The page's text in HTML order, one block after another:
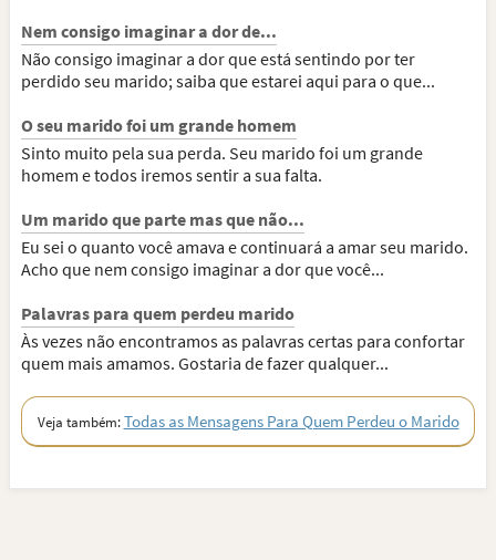
Nem consigo imaginar a dor de...
Não consigo imaginar a dor que está sentindo por ter
perdido seu marido; saiba que estarei aqui para o que...
O seu marido foi um grande homem
Sinto muito pela sua perda. Seu marido foi um grande
homem e todos iremos sentir a sua falta.
Um marido que parte mas que não...
Eu sei o quanto você amava e continuará a amar seu marido.
Acho que nem consigo imaginar a dor que você...
Palavras para quem perdeu marido
Às vezes não encontramos as palavras certas para confortar
quem mais amamos. Gostaria de fazer qualquer...
Veja também:Todas as Mensagens Para Quem Perdeu o Marido